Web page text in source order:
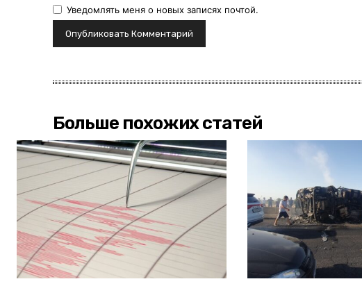
Уведомлять меня о новых записях почтой.
Больше похожих статей